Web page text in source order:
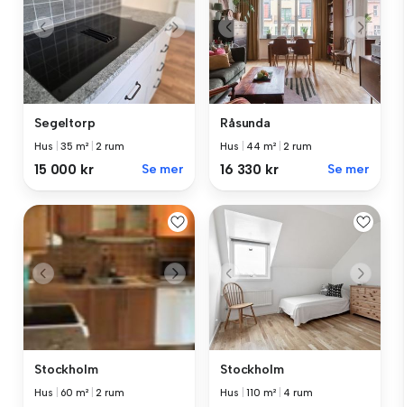
Segeltorp
Hus |35 m² |2 rum
15 000 kr Se mer
Råsunda
Hus 44 m² |2 rum
16 330 kr Se mer
Stockholm
Hus 60 m² |2 rum
Stockholm
Hus |110 m² 4 rum